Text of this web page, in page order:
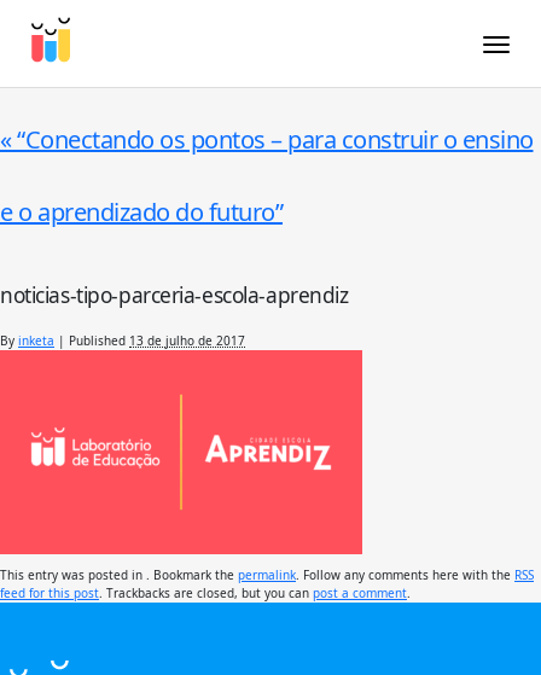
«“Conectando os pontos – para construir o ensino
e o aprendizado do futuro”
noticias-tipo-parceria-escola-aprendiz
By inketa | Published 13 de julho de 2017
This entry was posted in . Bookmark the permalink . Follow any comments here with the RSS
feed for this post . Trackbacks are closed, but you can post a comment